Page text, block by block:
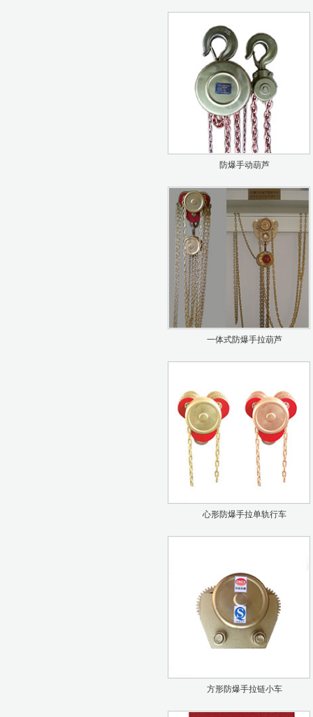
防爆手动葫芦
一体式防爆手拉葫芦
心形防爆手拉单轨行车
方形防爆手拉链小车